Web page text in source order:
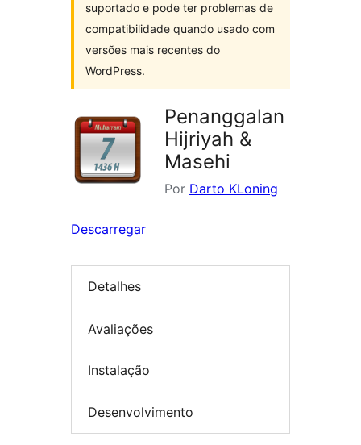
suportado e pode ter problemas de
compatibilidade quando usado com
versões mais recentes do
WordPress.
Penanggalan
Hijriyah &
Masehi
Por Darto KLoning
Descarregar
Detalhes
Avaliações
Instalação
Desenvolvimento